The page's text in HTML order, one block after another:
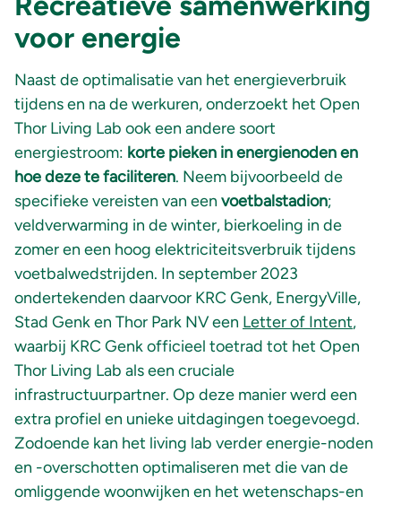
voor energie
Naast de optimalisatie van het energieverbruik
tijdens en na de werkuren, onderzoekt het Open
Thor Living Lab ook een andere soort
energiestroom: korte pieken in energienoden en
hoe deze te faciliteren. Neem bijvoorbeeld de
specifieke vereisten van een voetbalstadion;
veldverwarming in de winter, bierkoeling in de
zomer en een hoog elektriciteitsverbruik tijdens
voetbalwedstrijden. In september 2023
ondertekenden daarvoor KRC Genk, EnergyVille,
Stad Genk en Thor Park NV een Letter of Intent,
waarbij KRC Genk officieel toetrad tot het Open
Thor Living Lab als een cruciale
infrastructuurpartner. Op deze manier werd een
extra profiel en unieke uitdagingen toegevoegd.
Zodoende kan het living lab verder energie-noden
en -overschotten optimaliseren met die van de
omliggende woonwijken en het wetenschaps-en